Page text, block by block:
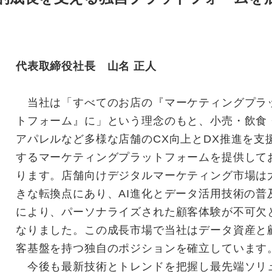
代表取締役社長 山名 正人
当社は「すべてのお店の『マーケティングプラ
トフォーム』に」という理念のもと、小売・飲食
アパレルなど多様な店舗のCX向上とDX推進を支
するマーケティングプラットフォームを提供して
ります。店舗向けデジタルマーケティング市場は
きな転換点にあり、AI進化とデータ活用技術の普
により、パーソナライズされた顧客体験が不可欠
なりました。この成長市場で当社はデータ資産と
客基盤を持つ独自のポジションを確立しています
今後も最新技術とトレンドを把握し最先端ソリ